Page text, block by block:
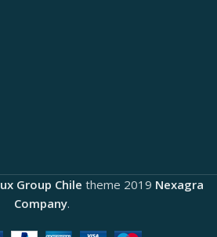
Group Chile theme 2019 Nexagra
Company.